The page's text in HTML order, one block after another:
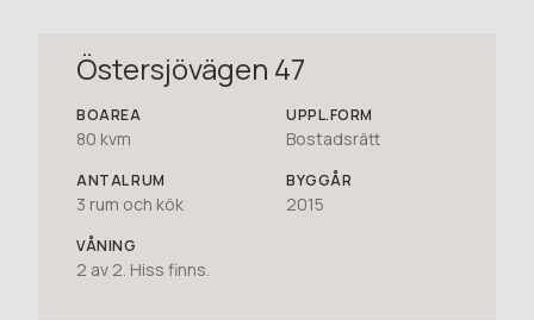
Östersjövägen 47
BOAREA
80 kvm
UPPL.FORM
Bostadsrätt
ANTAL RUM
3 rum och kök
BYGGÅR
2015
VÅNING
2 av 2. Hiss finns.